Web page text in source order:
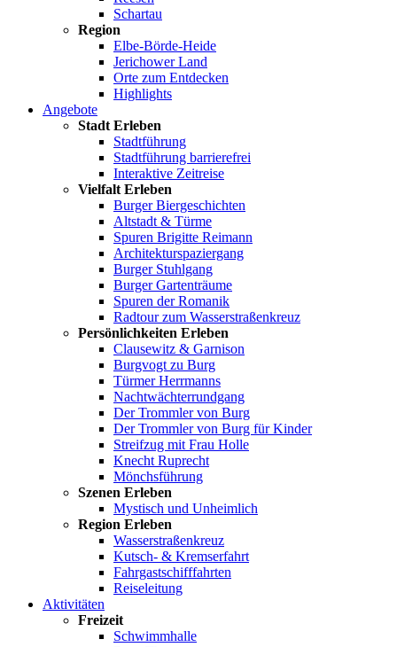
Schartau
Region
Elbe-Börde-Heide
Jerichower Land
Orte zum Entdecken
Highlights
Angebote
Stadt Erleben
Stadtführung
Stadtführung barrierefrei
Interaktive Zeitreise
Vielfalt Erleben
Burger Biergeschichten
Altstadt & Türme
Spuren Brigitte Reimann
Architekturspaziergang
Burger Stuhlgang
Burger Gartenträume
Spuren der Romanik
Radtour zum Wasserstraßenkreuz
Persönlichkeiten Erleben
Clausewitz & Garnison
Burgvogt zu Burg
Türmer Herrmanns
Nachtwächterrundgang
Der Trommler von Burg
Der Trommler von Burg für Kinder
Streifzug mit Frau Holle
Knecht Ruprecht
Mönchsführung
Szenen Erleben
Mystisch und Unheimlich
Region Erleben
Wasserstraßenkreuz
Kutsch- & Kremserfahrt
Fahrgastschifffahrten
Reiseleitung
Aktivitäten
Freizeit
Schwimmhalle